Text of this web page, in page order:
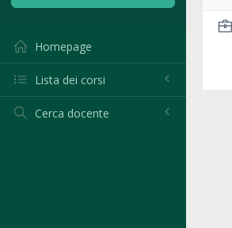
Homepage
Lista dei corsi
Cerca docente